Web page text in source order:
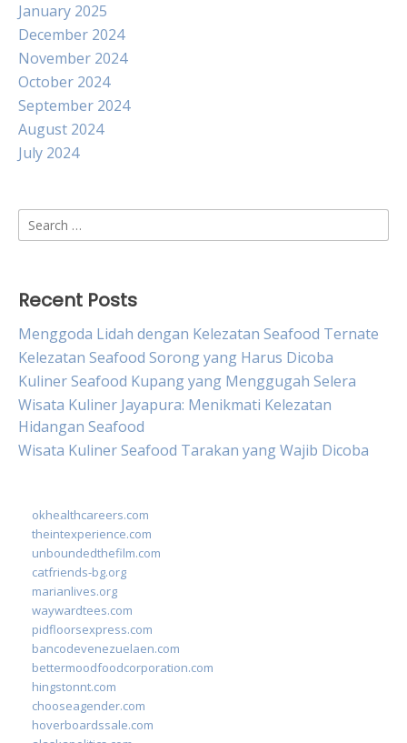
January 2025
December 2024
November 2024
October 2024
September 2024
August 2024
July 2024
Search
for:
Recent Posts
Menggoda Lidah dengan Kelezatan Seafood Ternate
Kelezatan Seafood Sorong yang Harus Dicoba
Kuliner Seafood Kupang yang Menggugah Selera
Wisata Kuliner Jayapura: Menikmati Kelezatan
Hidangan Seafood
Wisata Kuliner Seafood Tarakan yang Wajib Dicoba
okhealthcareers.com
theintexperience.com
unboundedthefilm.com
catfriends-bg.org
marianlives.org
waywardtees.com
pidfloorsexpress.com
bancodevenezuelaen.com
bettermoodfoodcorporation.com
hingstonnt.com
chooseagender.com
hoverboardssale.com